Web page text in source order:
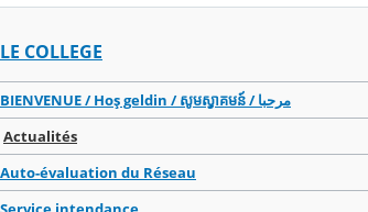
LE COLLEGE
BIENVENUE / Hoş geldin / សូមស្វាគមន៍ / مرحبا
Actualités
Auto-évaluation du Réseau